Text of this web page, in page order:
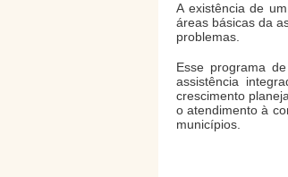
A existência de
áreas básicas da
problemas.
Esse programa
assistência
crescimento
o atendimento à
municípios.